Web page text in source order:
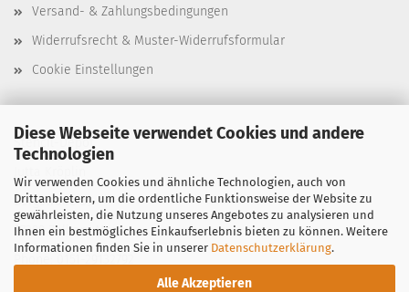
Diese Webseite verwendet Cookies und andere
Technologien
Wir verwenden Cookies und ähnliche Technologien, auch von
Drittanbietern, um die ordentliche Funktionsweise der Website zu
gewährleisten, die Nutzung unseres Angebotes zu analysieren und
Ihnen ein bestmögliches Einkaufserlebnis bieten zu können. Weitere
Informationen finden Sie in unserer Datenschutzerklärung.
Alle Akzeptieren
Versand- & Zahlungsbedingungen
Widerrufsrecht & Muster-Widerrufsformular
Cookie Einstellungen
Stencil-Depot
Bergstraße 39
97299 Zell am Main